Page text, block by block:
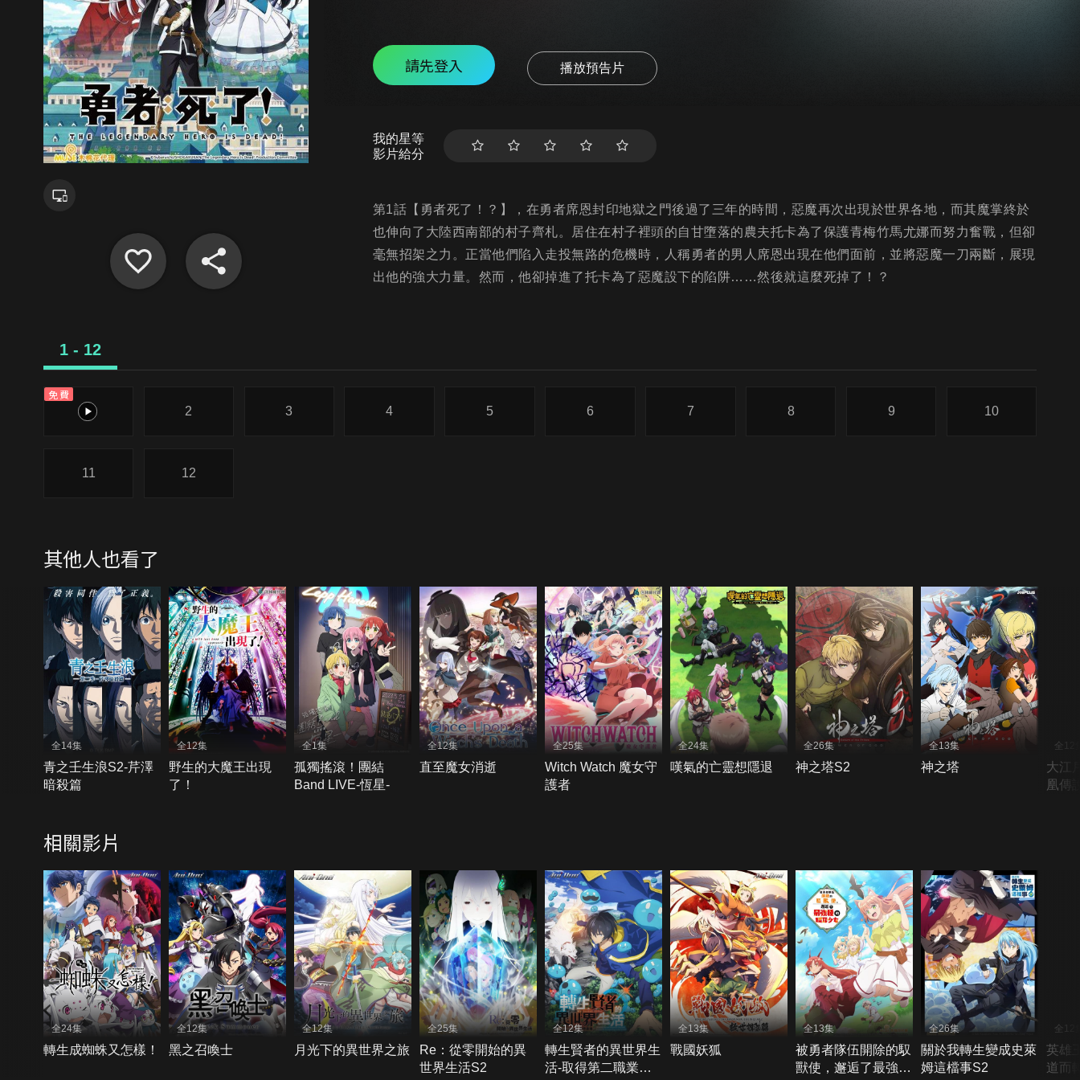
請先登入 播放預告片
我的星等
影片給分
第1話【勇者死了！？】，在勇者席恩封印地獄之門後過了三年的時間，惡魔再次出現於世界各地，而其魔掌終於
也伸向了大陸西南部的村子齊札。居住在村子裡頭的自甘墮落的農夫托卡為了保護青梅竹馬尤娜而努力奮戰，但卻
毫無招架之力。正當他們陷入走投無路的危機時，人稱勇者的男人席恩出現在他們面前，並將惡魔一刀兩斷，展現
出他的強大力量。然而，他卻掉進了托卡為了惡魔設下的陷阱……然後就這麼死掉了！？
1 - 12
免費
1
2 3 4 5 6 7 8 9 10
11 12
其他人也看了
全14集
青之壬生浪S2-芹澤
暗殺篇
全12集
野生的大魔王出現
了！
全1集
孤獨搖滾！團結
Band LIVE-恆星-
全12集
直至魔女消逝
全25集
Witch Watch 魔女守
護者
全24集
嘆氣的亡靈想隱退
全26集
神之塔S2
全13集
神之塔
全12
大江
凰傳
相關影片
全24集
轉生成蜘蛛又怎樣！
全12集
黑之召喚士
全12集
月光下的異世界之旅
全25集
Re：從零開始的異
世界生活S2
全12集
轉生賢者的異世界生
活-取得第二職業，
全13集
戰國妖狐
全13集
被勇者隊伍開除的馭
獸使，邂逅了最強種
全26集
關於我轉生變成史萊
姆這檔事S2
全12
英雄
道而